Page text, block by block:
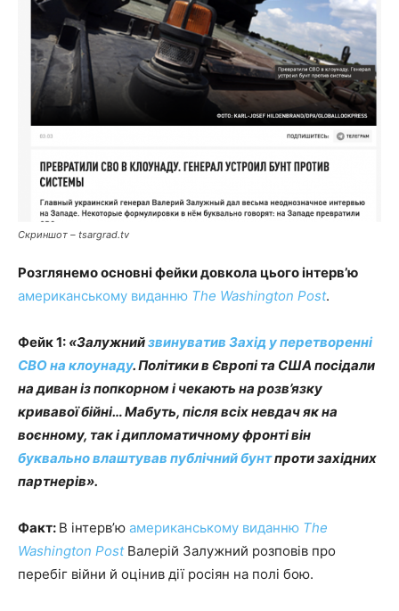
Скриншот – tsargrad.tv
Розглянемо основні фейки довкола цього інтерв’ю
американському виданню The Washington Post.
Фейк 1: «Залужнийзвинуватив Захід у перетворенні
СВО на клоунаду.Політики в Європі та США посідали
на диван із попкорном і чекають на розв’язку
кривавої бійні… Мабуть, після всіх невдач як на
воєнному, так і дипломатичному фронті він
буквально влаштував публічний бунтпроти західних
партнерів».
Факт: В інтерв’ю американському виданню The
Washington PostВалерій Залужний розповів про
перебіг війни й оцінив дії росіян на полі бою.